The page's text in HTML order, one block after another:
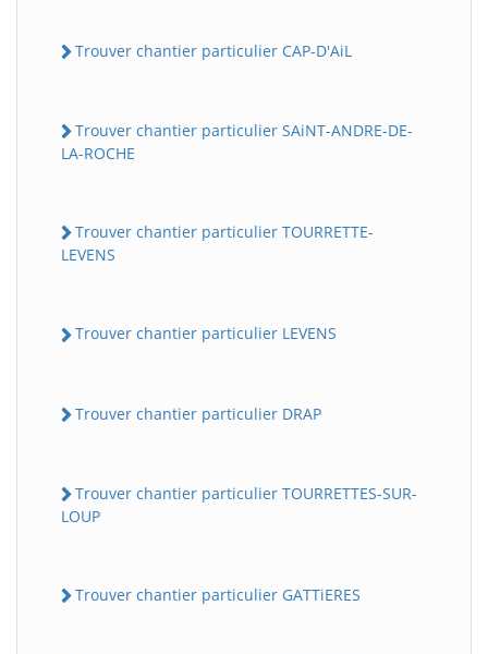
Trouver chantier particulier CAP-D'AiL
Trouver chantier particulier SAiNT-ANDRE-DE-
LA-ROCHE
Trouver chantier particulier TOURRETTE-
LEVENS
Trouver chantier particulier LEVENS
Trouver chantier particulier DRAP
Trouver chantier particulier TOURRETTES-SUR-
LOUP
Trouver chantier particulier GATTiERES